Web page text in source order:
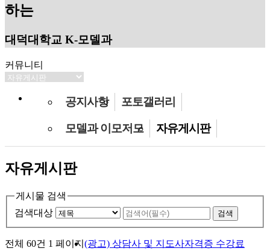
하는
대덕대학교 K-모델과
커뮤니티
공지사항 포토갤러리
모델과 이모저모 자유게시판
자유게시판
게시물 검색
검색대상
검색
전체 60건 1 페이지 (광고) 상담사 및 지도사자격증 수강료